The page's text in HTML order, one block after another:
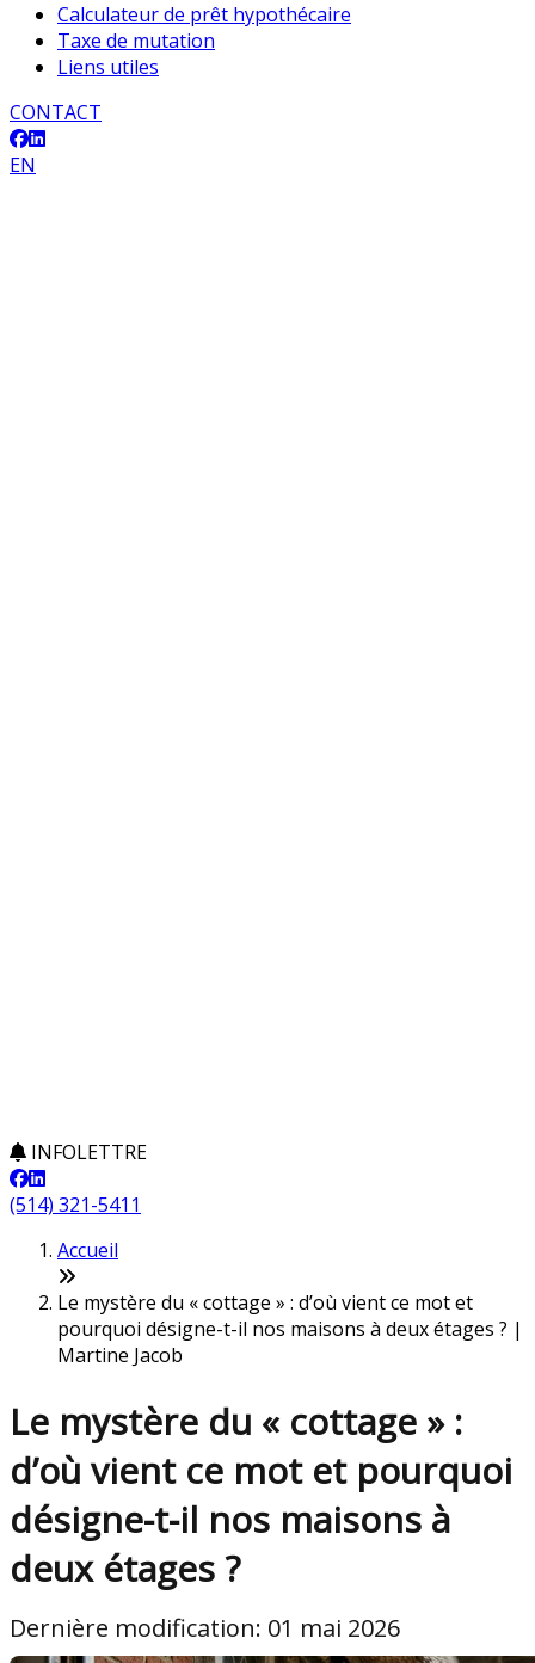
Calculateur de prêt hypothécaire
Taxe de mutation
Liens utiles
CONTACT
EN
INFOLETTRE
(514) 321-5411
Accueil
Le mystère du « cottage » : d’où vient ce mot et
pourquoi désigne-t-il nos maisons à deux étages ? |
Martine Jacob
Le mystère du « cottage » :
d’où vient ce mot et pourquoi
désigne-t-il nos maisons à
deux étages ?
Dernière modification: 01 mai 2026